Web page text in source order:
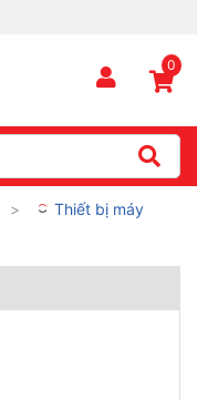
0
Thiết bị máy